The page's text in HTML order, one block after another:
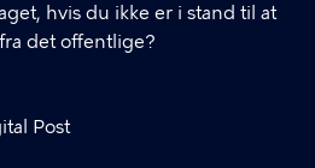
hvis du ikke er i stand til at
det offentlige?
Post